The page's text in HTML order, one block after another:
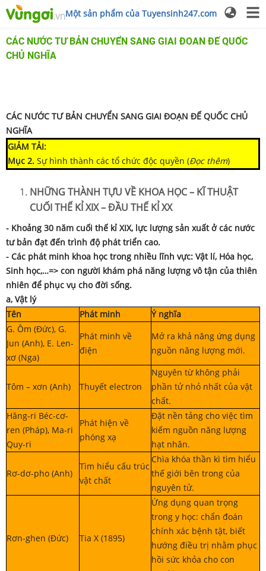
Một sản phẩm của Tuyensinh247.com
CÁC NƯỚC TƯ BẢN CHUYỂN SANG GIAI ĐOAN ĐẾ QUỐC
CHỦ NGHĨA
CÁC NƯỚC TƯ BẢN CHUYỂN SANG GIAI ĐOẠN ĐẾ QUỐC CHỦ
NGHĨA
GIẢM TẢI:
Mục 2. Sự hình thành các tổ chức độc quyền (Đọc thêm)
NHỮNG THÀNH TỰU VỀ KHOA HỌC – KĨ THUẬT
CUỐI THẾ KỈ XIX – ĐẦU THẾ KỈ XX
- Khoảng 30 năm cuối thế kỉ XIX, lực lượng sản xuất ở các nước
tư bản đạt đến trình độ phát triển cao.
- Các phát minh khoa học trong nhiều lĩnh vực: Vật lí, Hóa học,
Sinh học,…=> con người khám phá năng lượng vô tận của thiên
nhiên để phục vụ cho đời sống.
a, Vật lý
Tên
Phát minh
Ý nghĩa
G. Ôm (Đức), G.
Jun (Anh), E. Len-
xơ (Nga)
Phát minh về
điện
Mở ra khả năng ứng dụng
nguồn năng lượng mới.
Tôm – xơn (Anh) Thuyết electron
Nguyên từ không phải
phần tử nhỏ nhất của vật
chất.
Hăng-ri Béc-cơ-
ren (Pháp), Ma-ri
Quy-ri
Phát hiện về
phóng xạ
Đặt nền tảng cho việc tìm
kiếm nguồn năng lượng
hạt nhân.
Rơ-dơ-pho (Anh)
Tìm hiểu cấu trúc
vật chất
Chìa khóa thần kì tìm hiểu
thế giới bên trong của
nguyên tử.
Rơn-ghen (Đức) Tia X (1895)
Ứng dụng quan trọng
trong y học: chẩn đoán
chính xác bệnh tật, biết
hướng điều trị nhằm phục
hồi sức khỏa cho con